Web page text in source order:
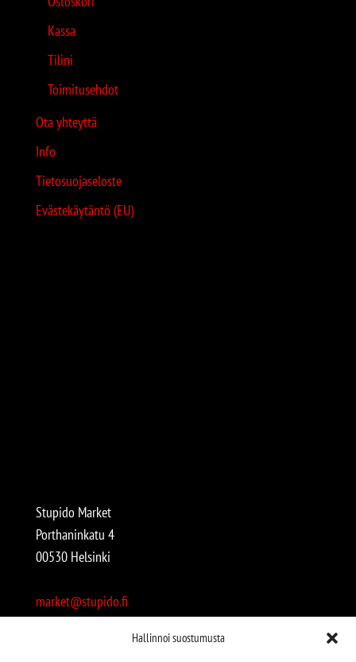
Hallinnoi suostumusta
Kassa
Tilini
Toimitusehdot
Ota yhteyttä
Info
Tietosuojaseloste
Evästekäytäntö (EU)
Stupido Market
Porthaninkatu 4
00530 Helsinki
market@stupido.fi